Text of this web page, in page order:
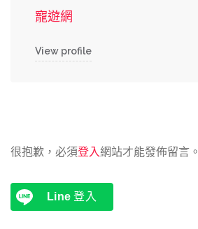
寵遊網
View profile
很抱歉，必須登入網站才能發佈留言。
Line 登入